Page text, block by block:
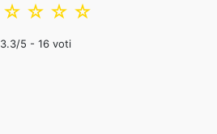
☆
☆
☆
☆
3.3/5 - 16 voti